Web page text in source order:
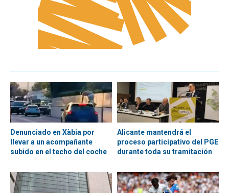
Denunciado en Xàbia por
llevar a un acompañante
subido en el techo del coche
Alicante mantendrá el
proceso participativo del PGE
durante toda su tramitación